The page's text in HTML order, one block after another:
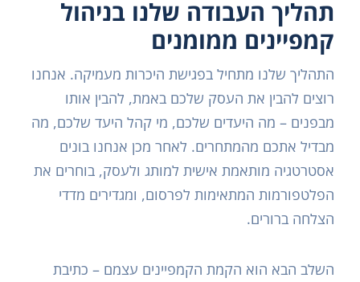
תהליך העבודה שלנו בניהול
קמפיינים ממומנים
התהליך שלנו מתחיל בפגישת היכרות מעמיקה. אנחנו
רוצים להבין את העסק שלכם באמת, להבין אותו
מבפנים – מה היעדים שלכם, מי קהל היעד שלכם, מה
מבדיל אתכם מהמתחרים. לאחר מכן אנחנו בונים
אסטרטגיה מותאמת אישית למותג ולעסק, בוחרים את
הפלטפורמות המתאימות לפרסום, ומגדירים מדדי
הצלחה ברורים.
השלב הבא הוא הקמת הקמפיינים עצמם – כתיבת